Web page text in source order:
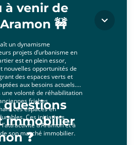
à venir de
🚧
un dynamisme
projets d’urbanisme en
est en plein essor,
nouvelles opportunités de
des espaces verts et
aux besoins actuels.
une volonté de réhabilitation
friches
ces espaces en
Ces initiatives
d’Aramon et à
son marché immobilier.
questions
immobilier
❓